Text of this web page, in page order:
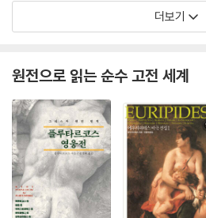
더보기
원전으로 읽는 순수 고전 세계